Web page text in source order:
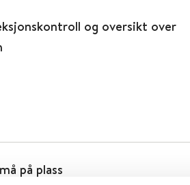
og oversikt over
på plass